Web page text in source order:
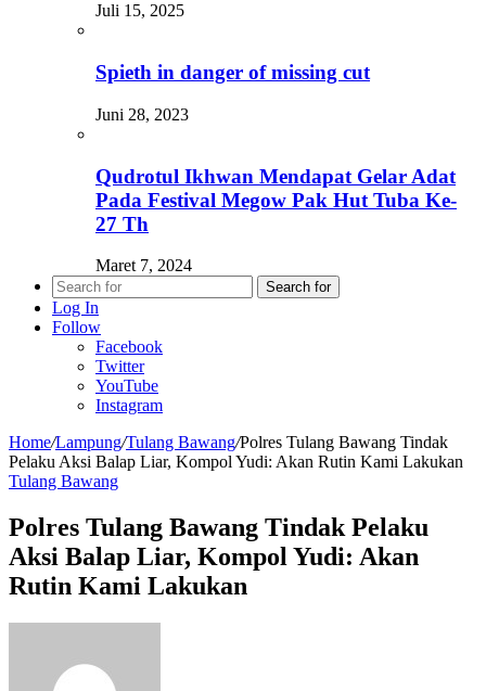
Juli 15, 2025
Spieth in danger of missing cut
Juni 28, 2023
Qudrotul Ikhwan Mendapat Gelar Adat
Pada Festival Megow Pak Hut Tuba Ke-
27 Th
Maret 7, 2024
Search for
Log In
Follow
Facebook
Twitter
YouTube
Instagram
Home/Lampung/Tulang Bawang/Polres Tulang Bawang Tindak
Pelaku Aksi Balap Liar, Kompol Yudi: Akan Rutin Kami Lakukan
Tulang Bawang
Polres Tulang Bawang Tindak Pelaku
Aksi Balap Liar, Kompol Yudi: Akan
Rutin Kami Lakukan